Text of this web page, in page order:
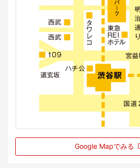
Google Mapでみる